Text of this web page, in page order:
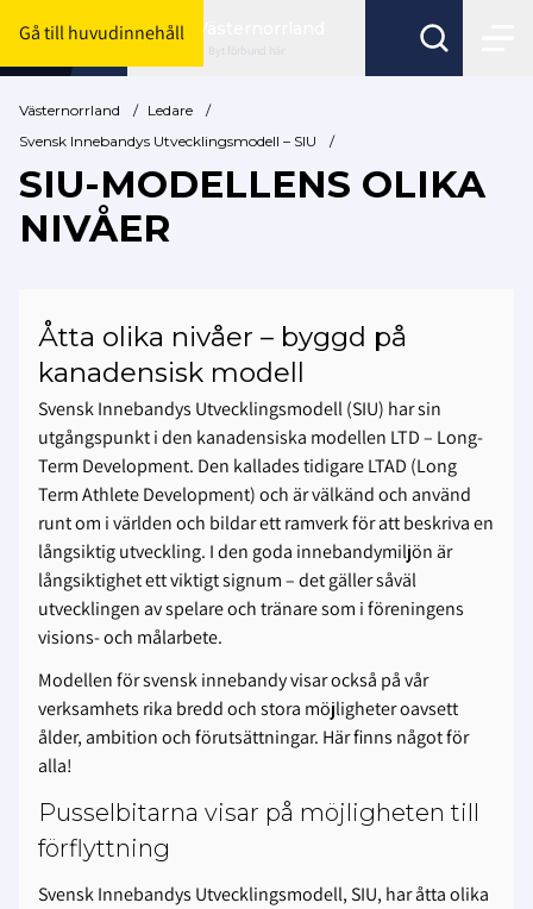
Gå till huvudinnehåll
Byt förbund här
Västernorrland / Ledare
/
Svensk Innebandys Utvecklingsmodell – SIU
/
SIU-MODELLENS OLIKA
NIVÅER
Åtta olika nivåer – byggd på
kanadensisk modell
Svensk Innebandys Utvecklingsmodell (SIU) har sin
utgångspunkt i den kanadensiska modellen LTD – Long-
Term Development. Den kallades tidigare LTAD (Long
Term Athlete Development) och är välkänd och använd
runt om i världen och bildar ett ramverk för att beskriva en
långsiktig utveckling. I den goda innebandymiljön är
långsiktighet ett viktigt signum – det gäller såväl
utvecklingen av spelare och tränare som i föreningens
visions- och målarbete.
Modellen för svensk innebandy visar också på vår
verksamhets rika bredd och stora möjligheter oavsett
ålder, ambition och förutsättningar. Här finns något för
alla!
Pusselbitarna visar på möjligheten till
förflyttning
Svensk Innebandys Utvecklingsmodell, SIU, har åtta olika